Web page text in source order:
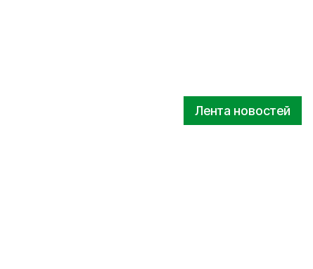
Лента новостей